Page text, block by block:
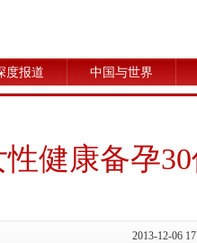
度报道 中国与世界
性健康备孕
2013-12-06